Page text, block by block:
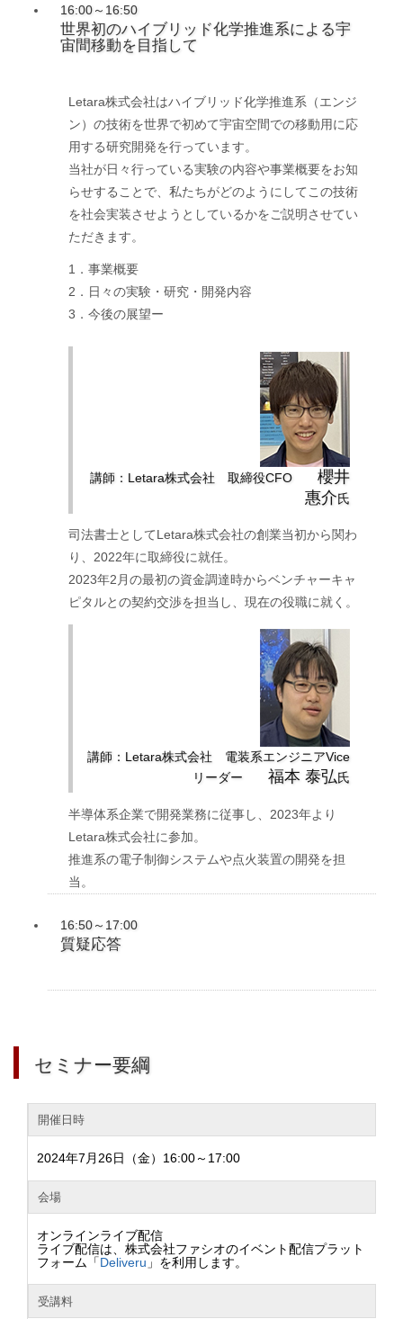
16:00～16:50
世界初のハイブリッド化学推進系による宇
宙間移動を目指して
Letara株式会社はハイブリッド化学推進系（エンジ
ン）の技術を世界で初めて宇宙空間での移動用に応
用する研究開発を行っています。
当社が日々行っている実験の内容や事業概要をお知
らせすることで、私たちがどのようにしてこの技術
を社会実装させようとしているかをご説明させてい
ただきます。
1．事業概要
2．日々の実験・研究・開発内容
3．今後の展望ー
講師：Letara株式会社 取締役CFO
櫻井
惠介氏
司法書士としてLetara株式会社の創業当初から関わ
り、2022年に取締役に就任。
2023年2月の最初の資金調達時からベンチャーキャ
ピタルとの契約交渉を担当し、現在の役職に就く。
講師：Letara株式会社 電装系エンジニアVice
リーダー
福本 泰弘氏
半導体系企業で開発業務に従事し、2023年より
Letara株式会社に参加。
推進系の電子制御システムや点火装置の開発を担
当。
16:50～17:00
質疑応答
セミナー要綱
開催日時
2024年7月26日（金）16:00～17:00
会場
オンラインライブ配信
ライブ配信は、株式会社ファシオのイベント配信プラット
フォーム「Deliveru 」を利用します。
受講料